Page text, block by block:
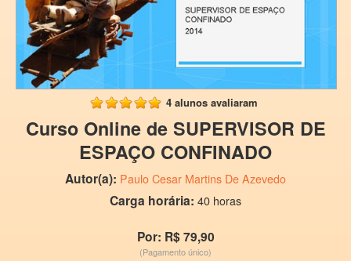
4 alunos avaliaram
Curso Online de SUPERVISOR DE
ESPAÇO CONFINADO
Autor(a): Paulo Cesar Martins De Azevedo
Carga horária: 40 horas
Por: R$ 79,90
(Pagamento único)